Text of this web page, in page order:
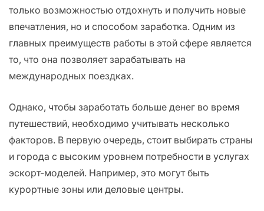
только возможностью отдохнуть и получить новые
впечатления, но и способом заработка. Одним из
главных преимуществ работы в этой сфере является
то, что она позволяет зарабатывать на
международных поездках.
Однако, чтобы заработать больше денег во время
путешествий, необходимо учитывать несколько
факторов. В первую очередь, стоит выбирать страны
и города с высоким уровнем потребности в услугах
эскорт-моделей. Например, это могут быть
курортные зоны или деловые центры.